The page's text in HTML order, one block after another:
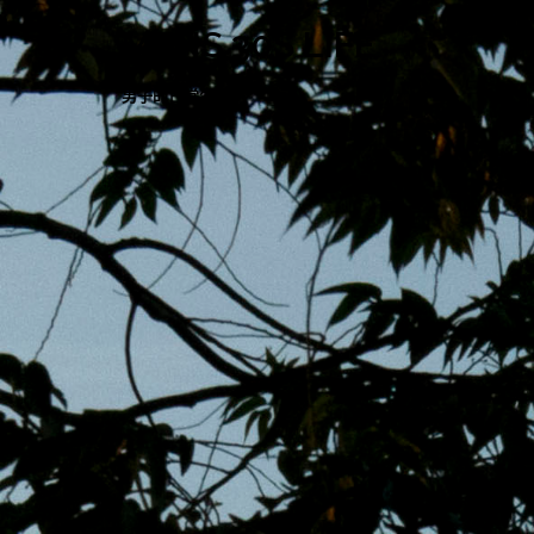
跳
至
主
內
MENS 30S LIFE
男子的日常生活